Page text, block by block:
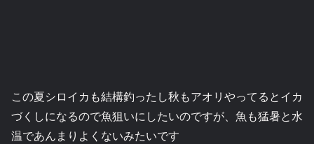
この夏シロイカも結構釣ったし秋もアオリやってるとイカ
づくしになるので魚狙いにしたいのですが、魚も猛暑と水
温であんまりよくないみたいです